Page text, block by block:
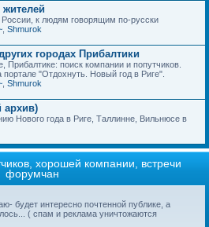
к людям говорящим по-русски
Shmurok
городах Прибалтики
поиск компании и попутчиков.
"Отдохнуть. Новый год в Риге".
Shmurok
архив)
Нового года в Риге, Таллинне, Вильнюсе в
хорошей компании, встречи
форумчан
будет интересно почтенной публике, а
( спам и реклама уничтожаются